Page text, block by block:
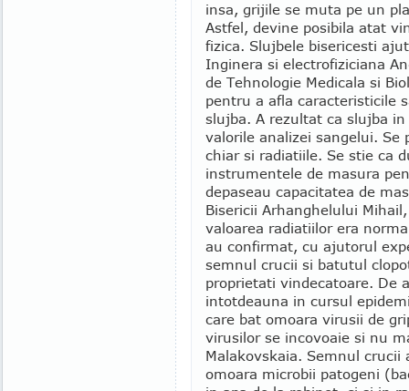
insa, grijile se muta pe un
Astfel, devine posibila atat
fizica. Slujbele bisericesti
Inginera si electrofiziciana
de Tehnologie Medicala si
pentru a afla caracteristicile
slujba. A rezultat ca slujba
valorile analizei sangelui. Se
chiar si radiatiile. Se stie ca
instrumentele de masura
depaseau capacitatea de
Bisericii Arhanghelului
valoarea radiatiilor era
au confirmat, cu ajutorul
semnul crucii si batutul
proprietati vindecatoare. De
intotdeauna in cursul
care bat omoara virusii de
virusilor se incovoaie si nu
Malakovskaia. Semnul
omoara microbii patogeni